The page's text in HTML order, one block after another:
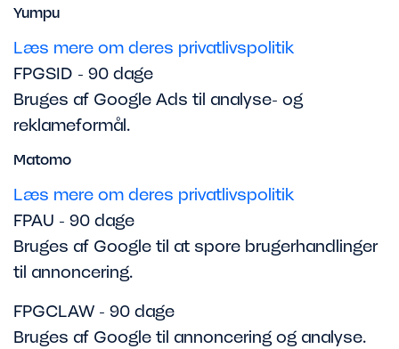
Yumpu
Læs mere om deres privatlivspolitik
FPGSID - 90 dage
Bruges af Google Ads til analyse- og
reklameformål.
Matomo
Læs mere om deres privatlivspolitik
FPAU - 90 dage
Bruges af Google til at spore brugerhandlinger
til annoncering.
FPGCLAW - 90 dage
Bruges af Google til annoncering og analyse.